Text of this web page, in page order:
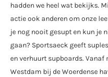
hadden we heel wat bekijks.
actie ook anderen om onze
je nog nooit gesupt en kun je
gaan? Sportsaeck geeft
en verhuurt supboards.
Westdam bij de Woerdense